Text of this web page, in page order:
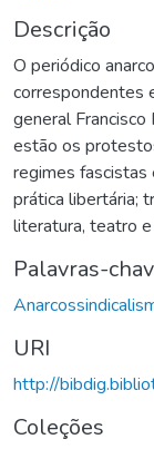
Descrição
O periódico
correspondentes
general
estão os
regimes fascistas
prática libertária;
literatura, teatro
Palavras-
URI
http://
Coleções